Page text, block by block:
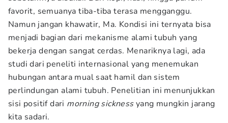
favorit, semuanya tiba-tiba terasa mengganggu.
Namun jangan khawatir, Ma. Kondisi ini ternyata bisa
menjadi bagian dari mekanisme alami tubuh yang
bekerja dengan sangat cerdas. Menariknya lagi, ada
studi dari peneliti internasional yang menemukan
hubungan antara mual saat hamil dan sistem
perlindungan alami tubuh. Penelitian ini menunjukkan
sisi positif dari morning sicknessyang mungkin jarang
kita sadari.